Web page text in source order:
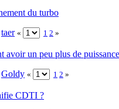
du turbo
taer « 1 2 »
avoir un peu plus de
Goldy « 1 2 »
CDTI ?